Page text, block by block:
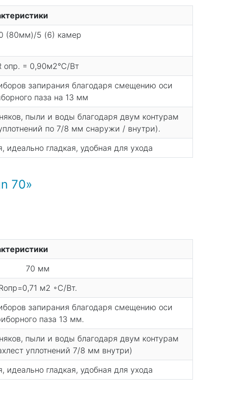
(80мм)/5 (6) камер
опр. = 0,90м2°С/Вт
запирания благодаря смещению оси
паза на 13 мм
пыли и воды благодаря двум контурам
по 7/8 мм снаружи / внутри).
идеально гладкая, удобная для ухода
70»
70 мм
м2 ◦С/Вт.
запирания благодаря смещению оси
паза 13 мм.
пыли и воды благодаря двум контурам
уплотнений 7/8 мм внутри)
идеально гладкая, удобная для ухода